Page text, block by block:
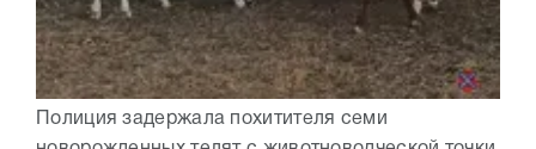
Полиция задержала похитителя семи